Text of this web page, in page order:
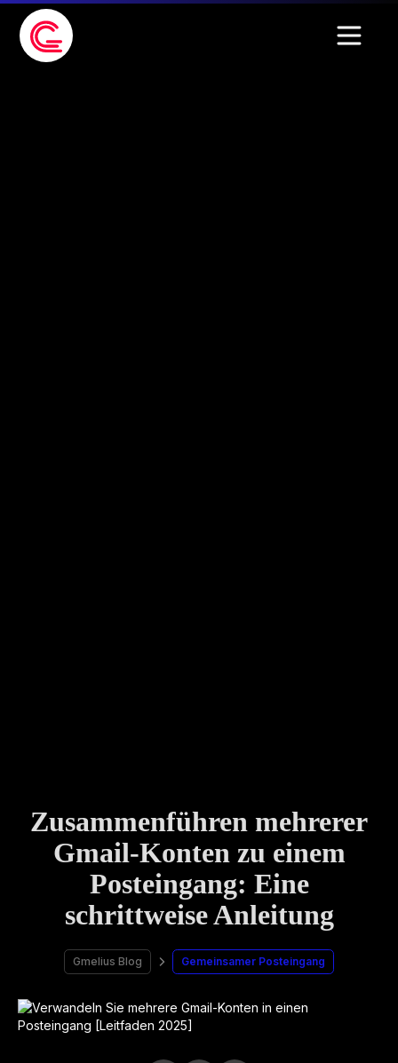
Zusammenführen mehrerer
Gmail-Konten zu einem
Posteingang: Eine
schrittweise Anleitung
Gmelius Blog Gemeinsamer Posteingang